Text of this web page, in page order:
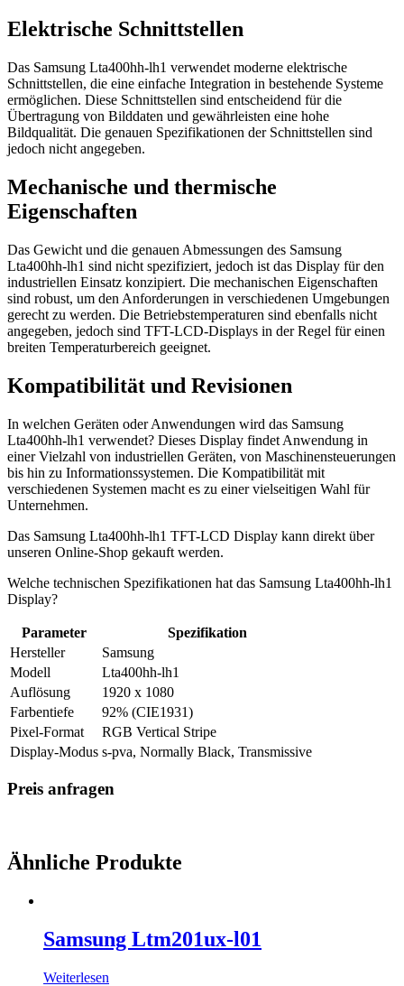
Elektrische Schnittstellen
Das Samsung Lta400hh-lh1 verwendet moderne elektrische
Schnittstellen, die eine einfache Integration in bestehende Systeme
ermöglichen. Diese Schnittstellen sind entscheidend für die
Übertragung von Bilddaten und gewährleisten eine hohe
Bildqualität. Die genauen Spezifikationen der Schnittstellen sind
jedoch nicht angegeben.
Mechanische und thermische
Eigenschaften
Das Gewicht und die genauen Abmessungen des Samsung
Lta400hh-lh1 sind nicht spezifiziert, jedoch ist das Display für den
industriellen Einsatz konzipiert. Die mechanischen Eigenschaften
sind robust, um den Anforderungen in verschiedenen Umgebungen
gerecht zu werden. Die Betriebstemperaturen sind ebenfalls nicht
angegeben, jedoch sind TFT-LCD-Displays in der Regel für einen
breiten Temperaturbereich geeignet.
Kompatibilität und Revisionen
In welchen Geräten oder Anwendungen wird das Samsung
Lta400hh-lh1 verwendet? Dieses Display findet Anwendung in
einer Vielzahl von industriellen Geräten, von Maschinensteuerungen
bis hin zu Informationssystemen. Die Kompatibilität mit
verschiedenen Systemen macht es zu einer vielseitigen Wahl für
Unternehmen.
Das Samsung Lta400hh-lh1 TFT-LCD Display kann direkt über
unseren Online-Shop gekauft werden.
Welche technischen Spezifikationen hat das Samsung Lta400hh-lh1
Display?
Parameter
Spezifikation
Hersteller
Samsung
Modell
Lta400hh-lh1
Auflösung
1920 x 1080
Farbentiefe
92% (CIE1931)
Pixel-Format
RGB Vertical Stripe
Display-Modus s-pva, Normally Black, Transmissive
Preis anfragen
Ähnliche Produkte
Samsung Ltm201ux-l01
Weiterlesen